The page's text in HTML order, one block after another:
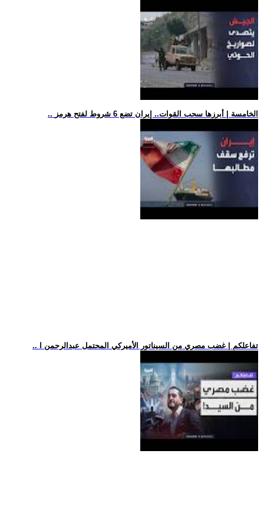
.. الخامسة | أبرزها سحب القوات.. إيران تضع 6 شروط لفتح هرمز
.. تفاعلكم | غضب مصري من السيناتور الأميركي المحتمل عبدالرحمن ا